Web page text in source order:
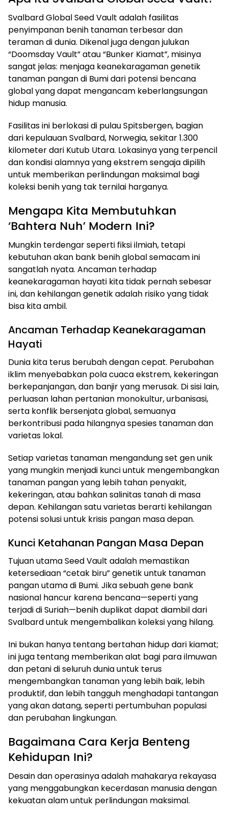
Svalbard Global Seed Vault adalah fasilitas
penyimpanan benih tanaman terbesar dan
teraman di dunia. Dikenal juga dengan julukan
“Doomsday Vault” atau “Bunker Kiamat”, misinya
sangat jelas: menjaga keanekaragaman genetik
tanaman pangan di Bumi dari potensi bencana
global yang dapat mengancam keberlangsungan
hidup manusia.
Fasilitas ini berlokasi di pulau Spitsbergen, bagian
dari kepulauan Svalbard, Norwegia, sekitar 1.300
kilometer dari Kutub Utara. Lokasinya yang terpencil
dan kondisi alamnya yang ekstrem sengaja dipilih
untuk memberikan perlindungan maksimal bagi
koleksi benih yang tak ternilai harganya.
Mengapa Kita Membutuhkan
‘Bahtera Nuh’ Modern Ini?
Mungkin terdengar seperti fiksi ilmiah, tetapi
kebutuhan akan bank benih global semacam ini
sangatlah nyata. Ancaman terhadap
keanekaragaman hayati kita tidak pernah sebesar
ini, dan kehilangan genetik adalah risiko yang tidak
bisa kita ambil.
Ancaman Terhadap Keanekaragaman
Hayati
Dunia kita terus berubah dengan cepat. Perubahan
iklim menyebabkan pola cuaca ekstrem, kekeringan
berkepanjangan, dan banjir yang merusak. Di sisi lain,
perluasan lahan pertanian monokultur, urbanisasi,
serta konflik bersenjata global, semuanya
berkontribusi pada hilangnya spesies tanaman dan
varietas lokal.
Setiap varietas tanaman mengandung set gen unik
yang mungkin menjadi kunci untuk mengembangkan
tanaman pangan yang lebih tahan penyakit,
kekeringan, atau bahkan salinitas tanah di masa
depan. Kehilangan satu varietas berarti kehilangan
potensi solusi untuk krisis pangan masa depan.
Kunci Ketahanan Pangan Masa Depan
Tujuan utama Seed Vault adalah memastikan
ketersediaan “cetak biru” genetik untuk tanaman
pangan utama di Bumi. Jika sebuah gene bank
nasional hancur karena bencana—seperti yang
terjadi di Suriah—benih duplikat dapat diambil dari
Svalbard untuk mengembalikan koleksi yang hilang.
Ini bukan hanya tentang bertahan hidup dari kiamat;
ini juga tentang memberikan alat bagi para ilmuwan
dan petani di seluruh dunia untuk terus
mengembangkan tanaman yang lebih baik, lebih
produktif, dan lebih tangguh menghadapi tantangan
yang akan datang, seperti pertumbuhan populasi
dan perubahan lingkungan.
Bagaimana Cara Kerja Benteng
Kehidupan Ini?
Desain dan operasinya adalah mahakarya rekayasa
yang menggabungkan kecerdasan manusia dengan
kekuatan alam untuk perlindungan maksimal.